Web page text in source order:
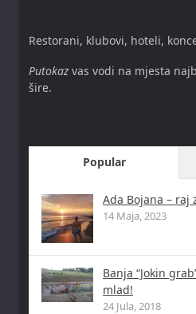
Restorani, klubovi, hoteli,
Putokaz vas vodi na mjesta
šire.
Popular
Ada Bojana – raj
14 Maja, 2023
Banja “Jokin
mlad!
24 Jula, 2018